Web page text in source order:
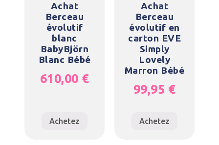
Achat
Berceau
évolutif
blanc
BabyBjörn
Blanc Bébé
610,00 €
Achetez
Achat
Berceau
évolutif en
carton EVE
Simply
Lovely
Marron Bébé
99,95 €
Achetez